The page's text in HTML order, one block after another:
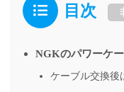
目次
NGKのパワーケ
ケーブル交換後